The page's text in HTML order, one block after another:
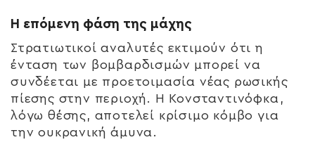
Η επόμενη φάση της μάχης
Στρατιωτικοί αναλυτές εκτιμούν ότι η
ένταση των βομβαρδισμών μπορεί να
συνδέεται με προετοιμασία νέας ρωσικής
πίεσης στην περιοχή. Η Κονσταντινόφκα,
λόγω θέσης, αποτελεί κρίσιμο κόμβο για
την ουκρανική άμυνα.